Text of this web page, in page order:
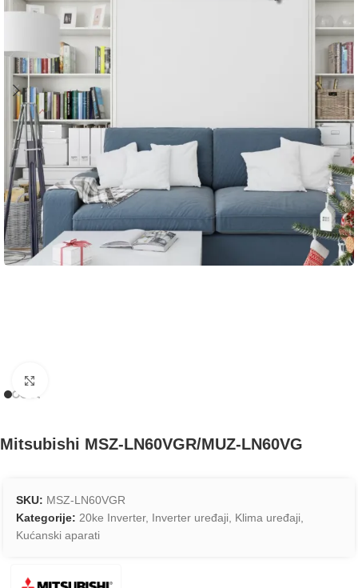
Mitsubishi MSZ-LN60VGR/MUZ-LN60VG
SKU: MSZ-LN60VGR
Kategorije: 20ke Inverter, Inverter uređaji Klima uređaji
Kućanski aparati